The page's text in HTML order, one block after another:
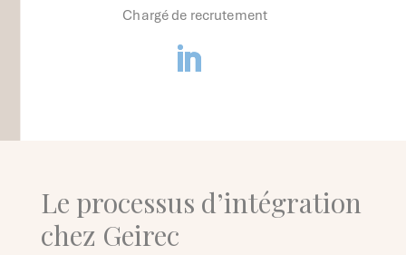
Chargé de recrutement
Le processus d’intégration
chez Geirec